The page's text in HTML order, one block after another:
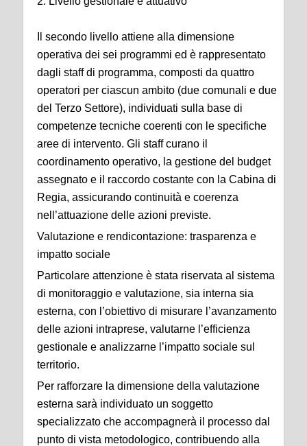
Il secondo livello attiene alla dimensione
operativa dei sei programmi ed è rappresentato
dagli staff di programma, composti da quattro
operatori per ciascun ambito (due comunali e due
del Terzo Settore), individuati sulla base di
competenze tecniche coerenti con le specifiche
aree di intervento. Gli staff curano il
coordinamento operativo, la gestione del budget
assegnato e il raccordo costante con la Cabina di
Regia, assicurando continuità e coerenza
nell’attuazione delle azioni previste.
Valutazione e rendicontazione: trasparenza e
impatto sociale
Particolare attenzione è stata riservata al sistema
di monitoraggio e valutazione, sia interna sia
esterna, con l’obiettivo di misurare l’avanzamento
delle azioni intraprese, valutarne l’efficienza
gestionale e analizzarne l’impatto sociale sul
territorio.
Per rafforzare la dimensione della valutazione
esterna sarà individuato un soggetto
specializzato che accompagnerà il processo dal
punto di vista metodologico, contribuendo alla